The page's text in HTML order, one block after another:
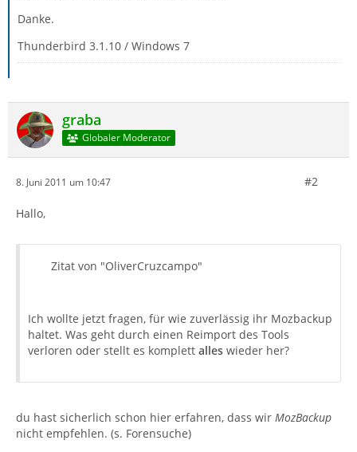
Danke.
Thunderbird 3.1.10 / Windows 7
graba
Globaler Moderator
8. Juni 2011 um 10:47 #2
Hallo,
Zitat von "OliverCruzcampo"
Ich wollte jetzt fragen, für wie zuverlässig ihr Mozbackup
haltet. Was geht durch einen Reimport des Tools
verloren oder stellt es komplett alles wieder her?
du hast sicherlich schon hier erfahren, dass wir MozBackup
nicht empfehlen. (s. Forensuche)